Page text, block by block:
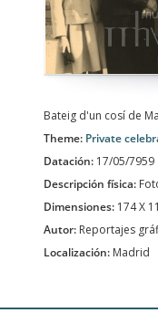
Bateig d'un cosí de
Theme: Private
Datación: 17/05/7959
Descripción física:
Dimensiones: 174 X
Autor: Reportajes
Localización: Madrid